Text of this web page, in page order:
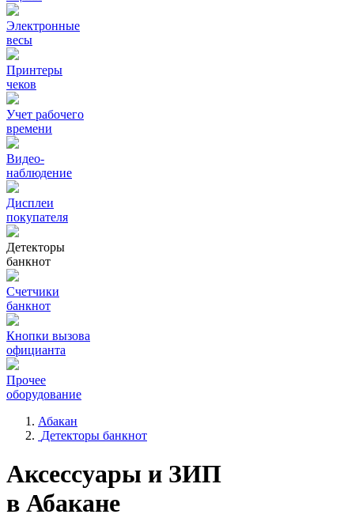
Электронные
весы
Принтеры
чеков
Учет рабочего
времени
Видео‑
наблюдение
Дисплеи
покупателя
Детекторы
банкнот
Счетчики
банкнот
Кнопки вызова
официанта
Прочее
оборудование
Абакан
Детекторы банкнот
Аксессуары и ЗИП
в Абакане